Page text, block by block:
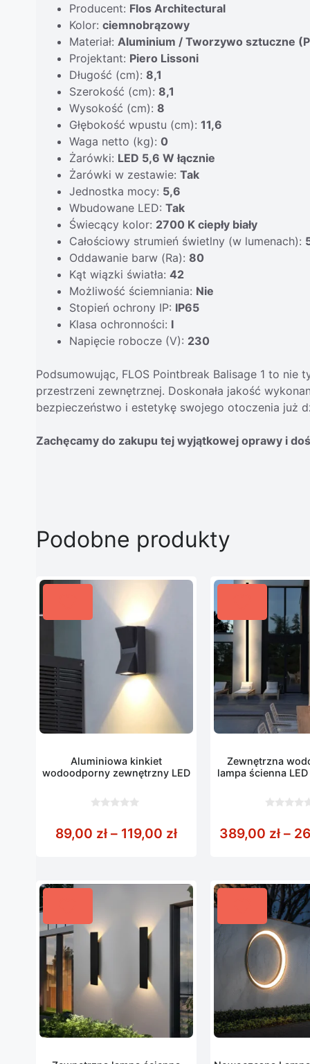
Producent: Flos Architectural
Kolor: ciemnobrązowy
Materiał: Aluminium / Tworzywo sztuczne
Projektant: Piero Lissoni
Długość (cm): 8,1
Szerokość (cm): 8,1
Wysokość (cm): 8
Głębokość wpustu (cm): 11,6
Waga netto (kg): 0
Żarówki: LED 5,6 W łącznie
Żarówki w zestawie: Tak
Jednostka mocy: 5,6
Wbudowane LED: Tak
Świecący kolor: 2700 K ciepły biały
Całościowy strumień świetlny (w lumenach):
Oddawanie barw (Ra): 80
Kąt wiązki światła: 42
Możliwość ściemniania: Nie
Stopień ochrony IP: IP65
Klasa ochronności: I
Napięcie robocze (V): 230
Podsumowując, FLOS Pointbreak Balisage 1 to
przestrzeni zewnętrznej. Doskonała jakość
bezpieczeństwo i estetykę swojego otoczenia już
Zachęcamy do zakupu tej wyjątkowej oprawy i
Podobne produkty
Aluminiowa kinkiet
wodoodporny zewnętrzny LED
5
89,00 zł – 119,00 złZakres cen: od 89,00
Zewnętrzna
lampa ścienna
5
389,00 zł –